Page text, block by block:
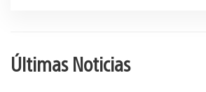
Últimas Noticias